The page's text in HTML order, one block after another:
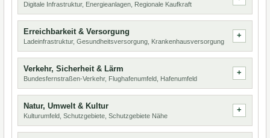
Digitale Infrastruktur, Energieanlagen, Regionale Kaufkraft
Erreichbarkeit & Versorgung
Ladeinfrastruktur, Gesundheitsversorgung, Krankenhausversorgung
Verkehr, Sicherheit & Lärm
Bundesfernstraßen-Verkehr, Flughafenumfeld, Hafenumfeld
Natur, Umwelt & Kultur
Kulturumfeld, Schutzgebiete, Schutzgebiete Nähe